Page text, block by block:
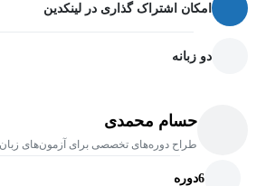
امکان اشتراک گذاری در لینکدین
دو زبانه
حسام محمدی
طراح دوره‌های تخصصی برای آزمون‌های زبان
6دوره